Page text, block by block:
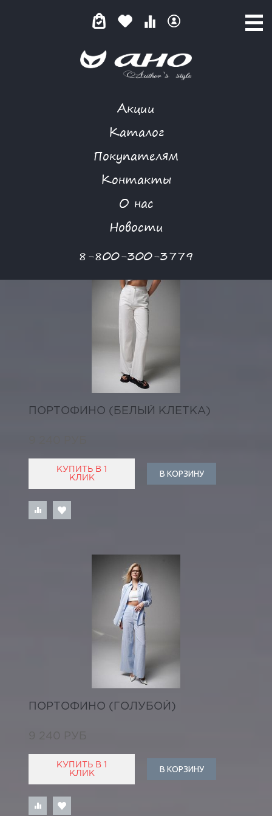
Акции
Каталог
Покупателям
Контакты
О нас
Новости
8-800-300-3779
КАТАЛОГ ТОВАРОВ
ПОРТОФИНО (БЕЛЫЙ КЛЕТКА)
КУПИТЬ В 1
КЛИК
В КОРЗИНУ
ПОРТОФИНО (ГОЛУБОЙ)
9 240 РУБ
КУПИТЬ В 1
КЛИК
В КОРЗИНУ